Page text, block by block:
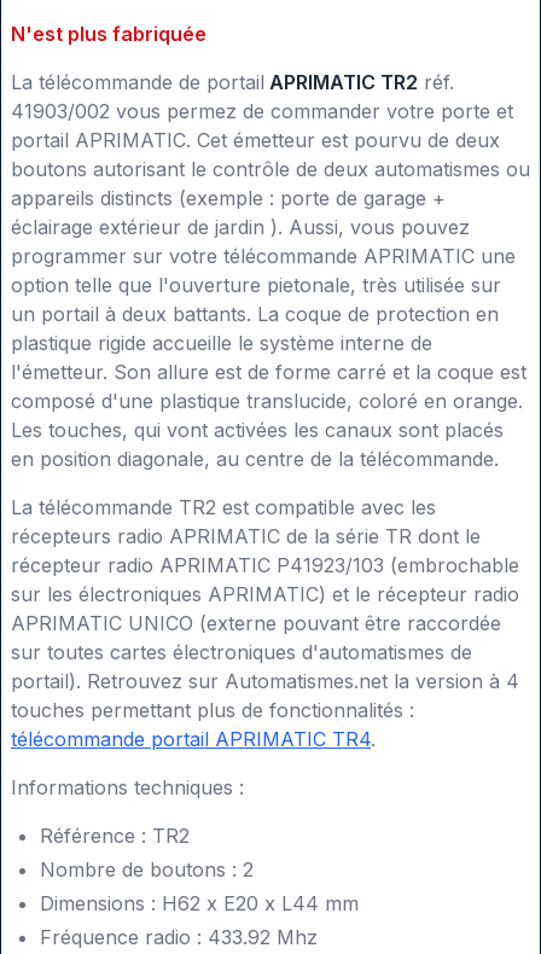
N'est plus fabriquée
La télécommande de portail APRIMATIC TR2 réf.
41903/002 vous permez de commander votre porte et
portail APRIMATIC. Cet émetteur est pourvu de deux
boutons autorisant le contrôle de deux automatismes ou
appareils distincts (exemple : porte de garage +
éclairage extérieur de jardin ). Aussi, vous pouvez
programmer sur votre télécommande APRIMATIC une
option telle que l'ouverture pietonale, très utilisée sur
un portail à deux battants. La coque de protection en
plastique rigide accueille le système interne de
l'émetteur. Son allure est de forme carré et la coque est
composé d'une plastique translucide, coloré en orange.
Les touches, qui vont activées les canaux sont placés
en position diagonale, au centre de la télécommande.
La télécommande TR2 est compatible avec les
récepteurs radio APRIMATIC de la série TR dont le
récepteur radio APRIMATIC P41923/103 (embrochable
sur les électroniques APRIMATIC) et le récepteur radio
APRIMATIC UNICO (externe pouvant être raccordée
sur toutes cartes électroniques d'automatismes de
portail). Retrouvez sur Automatismes.net la version à 4
touches permettant plus de fonctionnalités :
télécommande portail APRIMATIC TR4.
Informations techniques :
Référence : TR2
Nombre de boutons : 2
Dimensions : H62 x E20 x L44 mm
Fréquence radio : 433.92 Mhz